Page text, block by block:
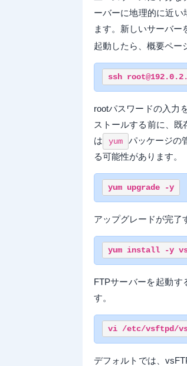
ーバーに地理的に近
ます。新しいサーバー
起動したら、概要ペー
rootパスワードの入力
ストールする前に、
は
yum
パッケージの
る可能性があります。
yum upgrade -y
アップグレードが完了
FTPサーバーを起動
す。
デフォルトでは、